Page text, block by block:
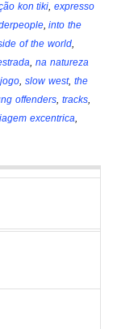
kon tiki,expresso
,into the
of the world,
,na natureza
,slow west, the
offenders, tracks,
excentrica,